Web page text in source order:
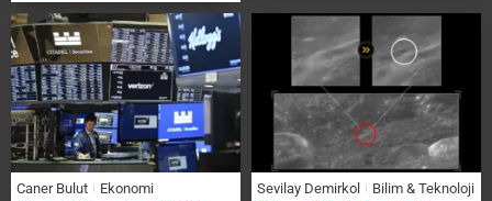
Caner Bulut Ekonomi Sevilay Demirkol Bilim & Teknoloji